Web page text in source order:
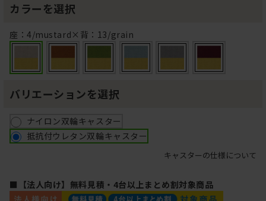
カラーを選択
座：4/mustard×背：13/grain
バリエーションを選択
ナイロン双輪キャスター
抵抗付ウレタン双輪キャスター
キャスターの仕様について
■【法人向け】無料見積・4台以上まとめ割対象商品